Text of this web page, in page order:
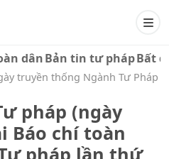
dânBản tin tư phápBất
truyền thống Ngành Tư Pháp
pháp (ngày
Báo chí toàn
pháp lần thứ